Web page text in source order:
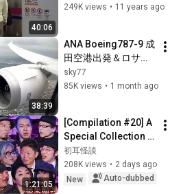
40:06
AM ~ 8:10 AM Japan
249K views • 11 years ago
38:39
ANA Boeing787-9 成
田空港出発＆ロサン
ゼルス国際空港到着
sky77
85K views • 1 month ago
1:21:05
[Compilation #20] A
Special Collection
of 11 Terrifying
Ghost Stories
[Murata Ramu]
初耳怪談
208K views • 2 days ago
New
Auto-dubbed